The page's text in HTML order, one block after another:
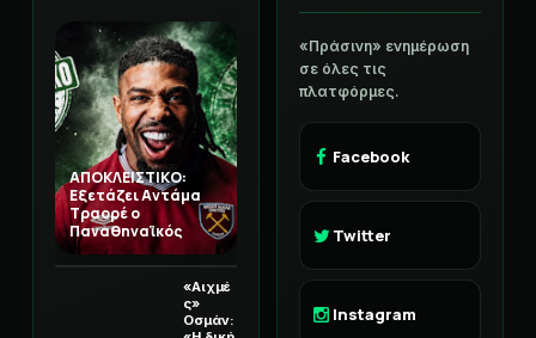
ΑΠΟΚΛΕΙΣΤΙΚΟ:
Εξετάζει Αντάμα
Τραορέ ο
Παναθηναϊκός
«Αιχμέ
ς»
Οσμάν:
«Πράσινη» ενημέρωση
σε όλες τις
πλατφόρμες.
Facebook
Twitter
Instagram